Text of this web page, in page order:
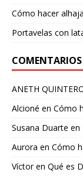
Cómo hacer
Portavelas con
COMENTARIOS
ANETH
Alcioné en Cómo
Susana Duarte en
Aurora en Cómo
Víctoren Qué es